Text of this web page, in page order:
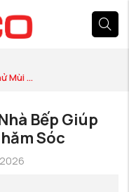
Mùi ...
Bếp Giúp
Sóc